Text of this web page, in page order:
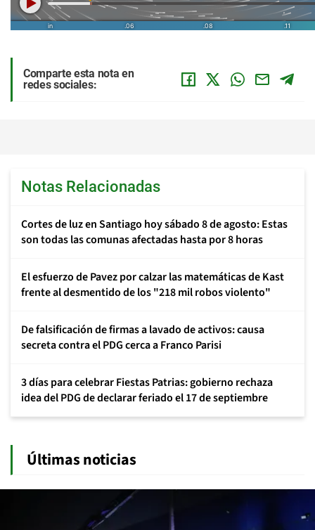
Comparte esta nota en
redes sociales:
Notas Relacionadas
Cortes de luz en Santiago hoy sábado 8 de agosto: Estas
son todas las comunas afectadas hasta por 8 horas
El esfuerzo de Pavez por calzar las matemáticas de Kast
frente al desmentido de los "218 mil robos violento"
De falsificación de firmas a lavado de activos: causa
secreta contra el PDG cerca a Franco Parisi
3 días para celebrar Fiestas Patrias: gobierno rechaza
idea del PDG de declarar feriado el 17 de septiembre
Últimas noticias